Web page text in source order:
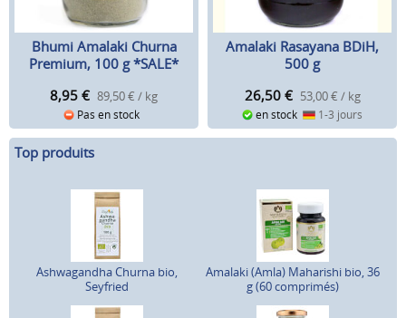
Bhumi Amalaki Churna
Premium, 100 g *SALE*
8,95 € 89,50 € / kg
Pas en stock
Amalaki Rasayana BDiH,
500 g
26,50 € 53,00 € / kg
en stock 1-3 jours
Top produits
Ashwagandha Churna bio,
Seyfried
Amalaki (Amla) Maharishi bio, 36
g (60 comprimés)